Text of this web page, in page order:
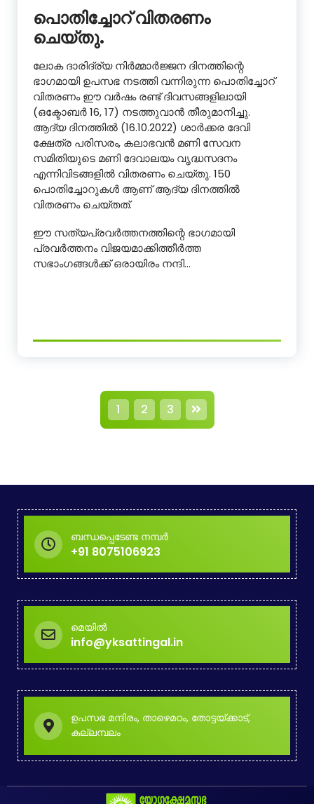
പൊതിച്ചോറ് വിതരണം
ചെയ്തു.
ലോക ദാരിദ്ര്യ നിർമ്മാർജ്ജന ദിനത്തിന്റെ
ഭാഗമായി ഉപസഭ നടത്തി വന്നിരുന്ന പൊതിച്ചോറ്
വിതരണം ഈ വർഷം രണ്ട് ദിവസങ്ങളിലായി
(ഒക്ടോബർ 16, 17) നടത്തുവാൻ തീരുമാനിച്ചു.
ആദ്യ ദിനത്തിൽ (16.10.2022) ശാർക്കര ദേവി
ക്ഷേത്ര പരിസരം, കലാഭവൻ മണി സേവന
സമിതിയുടെ മണി ദേവാലയം വൃദ്ധസദനം
എന്നിവിടങ്ങളിൽ വിതരണം ചെയ്തു. 150
പൊതിച്ചോറുകൾ ആണ് ആദ്യ ദിനത്തിൽ
വിതരണം ചെയ്തത്.
ഈ സത്യപ്രവർത്തനത്തിന്റെ ഭാഗമായി
പ്രവർത്തനം വിജയമാക്കിത്തീർത്ത
സഭാംഗങ്ങൾക്ക് ഒരായിരം നന്ദി…
P
s
n
a
v
i
g
a
t
i
o
1 2 3
ബന്ധപ്പെടേണ്ട നമ്പർ
+91 8075106923
മെയിൽ
info@yksattingal.in
ഉപസഭ മന്ദിരം, താഴെമഠം, തോട്ടയ്ക്കാട്,
കല്ലമ്പലം